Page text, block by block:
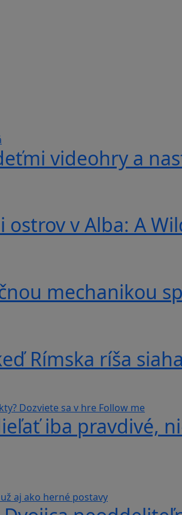
videohry a
v Alba: A
mechanikou
Rímska ríša
iba pravdivé,